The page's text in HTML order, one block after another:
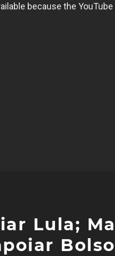
Lula;